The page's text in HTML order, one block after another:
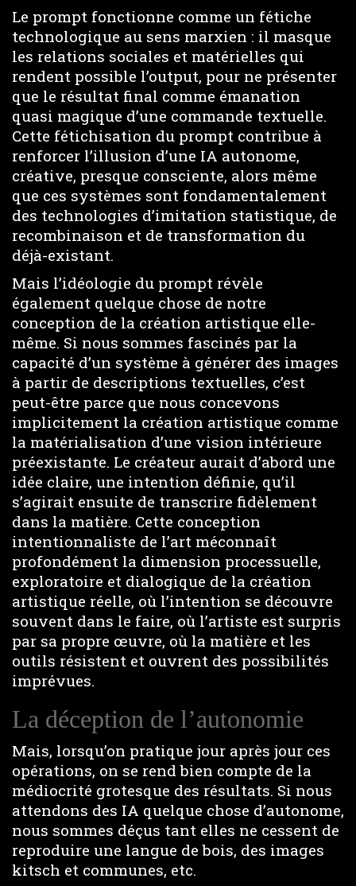
Le prompt fonctionne comme un fétiche
technologique au sens marxien : il masque
les relations sociales et matérielles qui
rendent possible l’output, pour ne présenter
que le résultat final comme émanation
quasi magique d’une commande textuelle.
Cette fétichisation du prompt contribue à
renforcer l’illusion d’une IA autonome,
créative, presque consciente, alors même
que ces systèmes sont fondamentalement
des technologies d’imitation statistique, de
recombinaison et de transformation du
déjà-existant.
Mais l’idéologie du prompt révèle
également quelque chose de notre
conception de la création artistique elle-
même. Si nous sommes fascinés par la
capacité d’un système à générer des images
à partir de descriptions textuelles, c’est
peut-être parce que nous concevons
implicitement la création artistique comme
la matérialisation d’une vision intérieure
préexistante. Le créateur aurait d’abord une
idée claire, une intention définie, qu’il
s’agirait ensuite de transcrire fidèlement
dans la matière. Cette conception
intentionnaliste de l’art méconnaît
profondément la dimension processuelle,
exploratoire et dialogique de la création
artistique réelle, où l’intention se découvre
souvent dans le faire, où l’artiste est surpris
par sa propre œuvre, où la matière et les
outils résistent et ouvrent des possibilités
imprévues.
La déception de l’autonomie
Mais, lorsqu’on pratique jour après jour ces
opérations, on se rend bien compte de la
médiocrité grotesque des résultats. Si nous
attendons des IA quelque chose d’autonome,
nous sommes déçus tant elles ne cessent de
reproduire une langue de bois, des images
kitsch et communes, etc.